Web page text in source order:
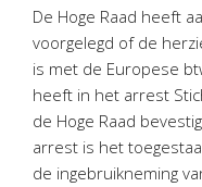
Visionplanner –
Klantenportaal –
Online Salaris –
Nextens-Accorderen
De Hoge Raad heeft
voorgelegd of de
is met de Europese
heeft in het arrest
de Hoge Raad
arrest is het
de ingebruikneming